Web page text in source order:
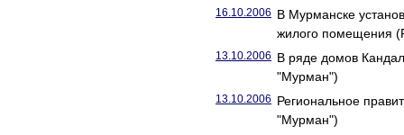
16.10.2006 В Мурманске
жилого помещения
13.10.2006 В ряде домов
"Мурман")
13.10.2006 Региональное
"Мурман")